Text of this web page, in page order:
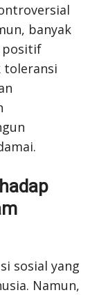
banyak
positif
toleransi
sosial yang
Namun,